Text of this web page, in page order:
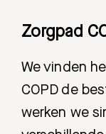
Zorgpad
We vinden
COPD de
werken we